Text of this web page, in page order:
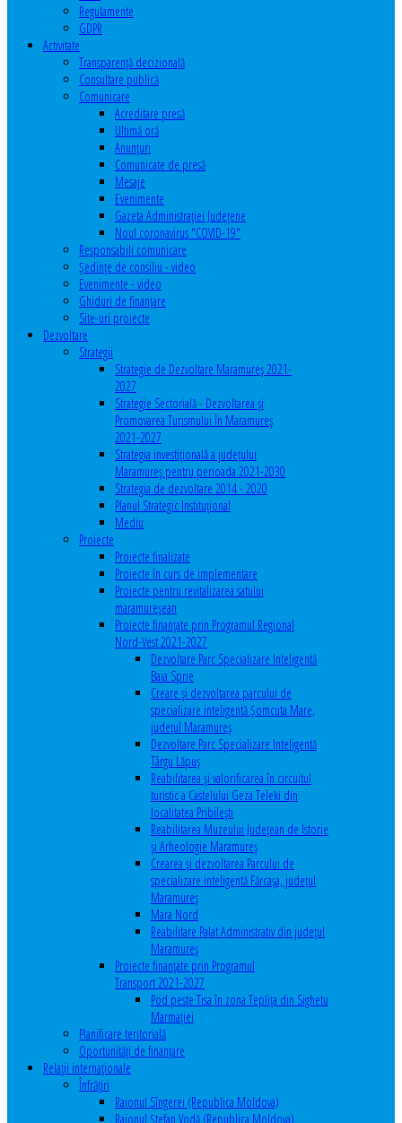
Regulamente
GDPR
Activitate
Transparenţă decizională
Consultare publică
Comunicare
Acreditare presă
Ultimă oră
Anunţuri
Comunicate de presă
Mesaje
Evenimente
Gazeta Administraţiei Judeţene
Noul coronavirus "COVID-19"
Responsabili comunicare
Şedinţe de consiliu - video
Evenimente - video
Ghiduri de finanţare
Site-uri proiecte
Dezvoltare
Strategii
Strategie de Dezvoltare Maramureș 2021-
2027
Strategie Sectorială - Dezvoltarea și
Promovarea Turismului în Maramureș
2021-2027
Strategia investiţională a județului
Maramureș pentru perioada 2021-2030
Strategia de dezvoltare 2014 - 2020
Planul Strategic Instituţional
Mediu
Proiecte
Proiecte finalizate
Proiecte în curs de implementare
Proiecte pentru revitalizarea satului
maramureşean
Proiecte finanțate prin Programul Regional
Nord-Vest 2021-2027
Dezvoltare Parc Specializare Inteligentă
Baia Sprie
Creare și dezvoltarea parcului de
specializare inteligentă Șomcuta Mare,
județul Maramureș
Dezvoltare Parc Specializare Inteligentă
Târgu Lăpuș
Reabilitarea și valorificarea în circuitul
turistic a Castelului Geza Teleki din
localitatea Pribilești
Reabilitarea Muzeului Județean de Istorie
și Arheologie Maramureș
Crearea și dezvoltarea Parcului de
specializare inteligentă Fărcașa, județul
Maramureș
Mara Nord
Reabilitare Palat Administrativ din județul
Maramureș
Proiecte finanțate prin Programul
Transport 2021-2027
Pod peste Tisa în zona Teplița din Sighetu
Marmației
Planificare teritorială
Oportunităţi de finanţare
Relaţii internaţionale
Înfrăţiri
Raionul Sîngerei (Republica Moldova)
Raionul Ștefan Vodă (Republica Moldova)